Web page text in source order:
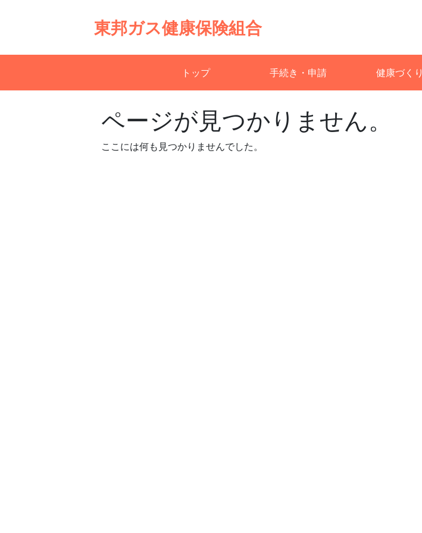
東邦ガス健康保険組合
トップ 手続き・申請 健康づくり
ページが見つかりません。
ここには何も見つかりませんでした。